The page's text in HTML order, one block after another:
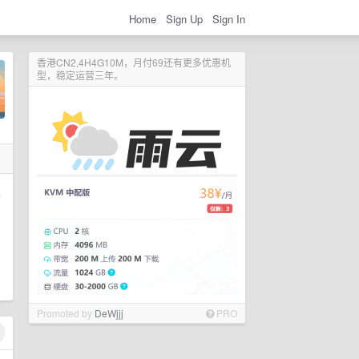
Home Sign Up Sign In
香港CN2,4H4G10M，月付69还有更多优惠机
型，稳定运营三年。
Promoted by DeWjjj PRO